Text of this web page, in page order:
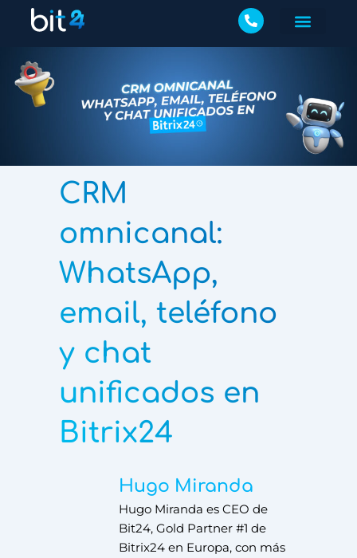
CRM
omnicanal:
WhatsApp,
email, teléfono
y chat
unificados en
Bitrix24
Hugo Miranda
Hugo Miranda es CEO de
Bit24, Gold Partner #1 de
Bitrix24 en Europa, con más